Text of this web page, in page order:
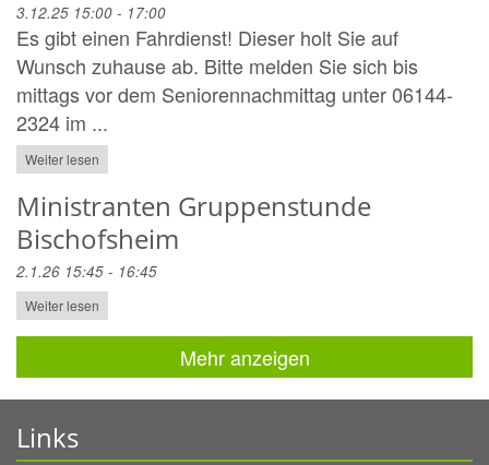
3.12.25 15:00 - 17:00
Es gibt einen Fahrdienst! Dieser holt Sie auf
Wunsch zuhause ab. Bitte melden Sie sich bis
mittags vor dem Seniorennachmittag unter 06144-
2324 im ...
Weiter lesen
Ministranten Gruppenstunde
Bischofsheim
2.1.26 15:45 - 16:45
Weiter lesen
Mehr anzeigen
Links